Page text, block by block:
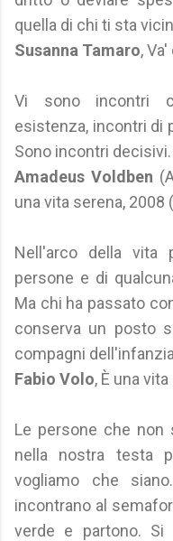
quella di chi ti sta
Susanna Tamaro,
Vi sono incontri
esistenza, incontri di
Sono incontri decisivi.
Amadeus Voldben
una vita serena, 2008
Nell'arco della vita
persone e di
Ma chi ha passato
conserva un posto
compagni
Fabio Volo, È una
Le persone che non
nella nostra testa
vogliamo che
incontrano al
verde e partono.